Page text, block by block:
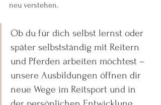
neu verstehen.
Ob du für dich selbst lernst oder
später selbstständig mit Reitern
und Pferden arbeiten möchtest –
unsere Ausbildungen öffnen dir
neue Wege im Reitsport und in